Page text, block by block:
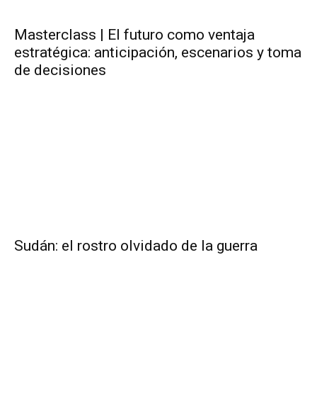
Masterclass | El futuro como ventaja
estratégica: anticipación, escenarios y toma
de decisiones
Sudán: el rostro olvidado de la guerra